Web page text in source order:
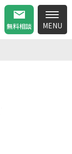
無料相談